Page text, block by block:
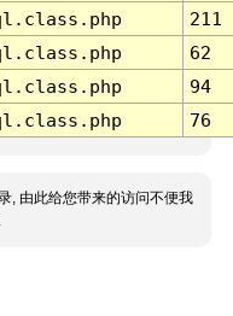
211
62
94
76
, 由此给您带来的访问不便我